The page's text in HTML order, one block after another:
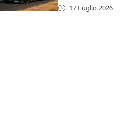
17 Luglio 2026